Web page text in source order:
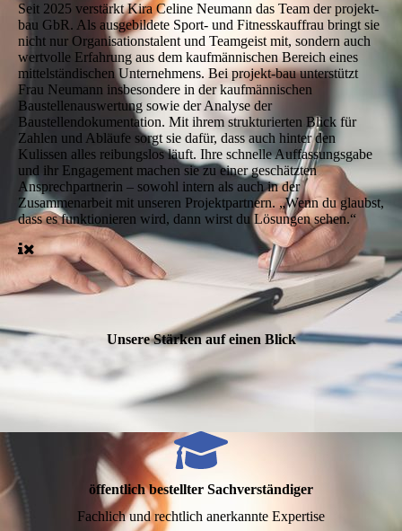
Seit 2025 verstärkt Kira Celine Neumann das Team der projekt-
bau GbR. Als ausgebildete Sport- und Fitnesskauffrau bringt sie
nicht nur Organisationstalent und Teamgeist mit, sondern auch
wertvolle Erfahrung aus dem kaufmännischen Bereich eines
mittelständischen Unternehmens. Bei projekt-bau unterstützt
Frau Neumann insbesondere in der kaufmännischen
Baustellenauswertung sowie der Analyse der
Baustellendokumentation. Mit ihrem strukturierten Blick für
Zahlen und Abläufe sorgt sie dafür, dass auch hinter den
Kulissen alles reibungslos läuft. Ihre schnelle Auffassungsgabe
und ihr Engagement machen sie zu einer geschätzten
Ansprechpartnerin – sowohl intern als auch in der
Zusammenarbeit mit unseren Projektpartnern. „Wenn du glaubst,
dass es funktionieren wird, dann wirst du Lösungen sehen.“
Unsere Stärken auf einen Blick
öffentlich bestellter Sachverständiger
Fachlich und rechtlich anerkannte Expertise